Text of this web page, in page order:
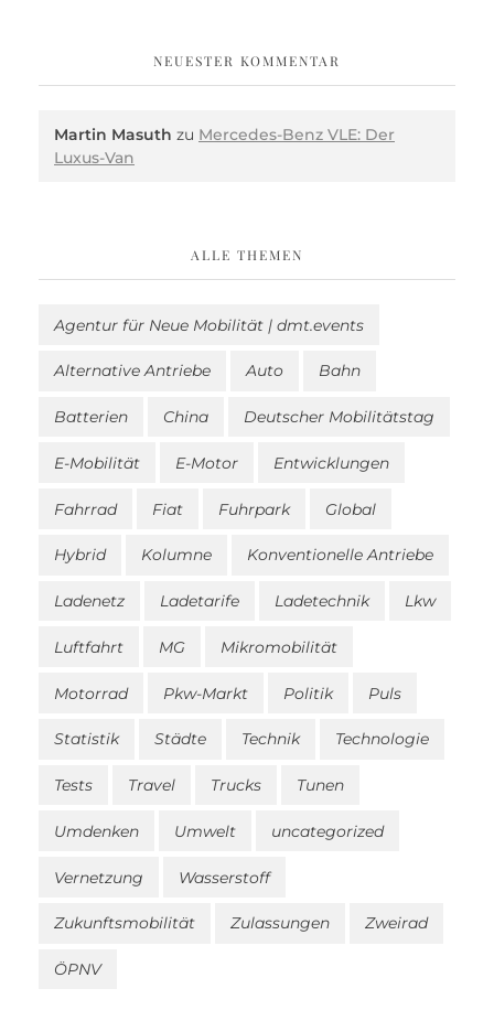
NEUESTER KOMMENTAR
Martin Masuth zu Mercedes-Benz VLE: Der
Luxus-Van
ALLE THEMEN
Agentur für Neue Mobilität | dmt.events
Alternative Antriebe Auto Bahn
Batterien China Deutscher Mobilitätstag
E-Mobilität E-Motor Entwicklungen
Fahrrad Fiat Fuhrpark Global
Hybrid Kolumne Konventionelle Antriebe
Ladenetz Ladetarife Ladetechnik Lkw
Luftfahrt MG Mikromobilität
Motorrad Pkw-Markt Politik Puls
Statistik Städte Technik Technologie
Tests Travel Trucks Tunen
Umdenken Umwelt uncategorized
Vernetzung Wasserstoff
Zukunftsmobilität Zulassungen Zweirad
ÖPNV